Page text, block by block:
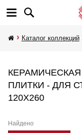
Каталог коллекций
ПЛИТКИ - ДЛЯ
120Х260
Найдено